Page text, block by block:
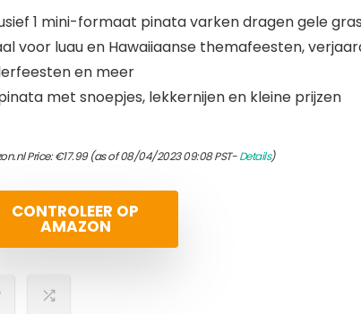
1 mini-formaat pinata varken dragen gele
voor luau en Hawaiiaanse themafeesten,
en meer
met snoepjes, lekkernijen en kleine prijzen
Price:€17.99(as of 08/04/2023 09:08 PST-Details)
CONTROLEER OP
AMAZON